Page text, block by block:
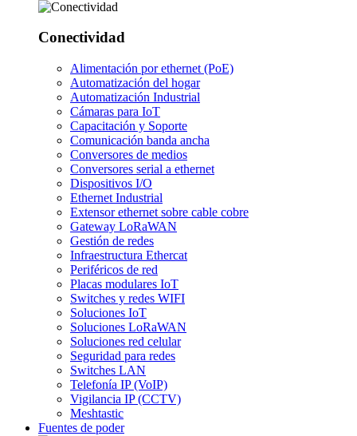
Conectividad
Alimentación por ethernet (PoE)
Automatización del hogar
Automatización Industrial
Cámaras para IoT
Capacitación y Soporte
Comunicación banda ancha
Conversores de medios
Conversores serial a ethernet
Dispositivos I/O
Ethernet Industrial
Extensor ethernet sobre cable cobre
Gateway LoRaWAN
Gestión de redes
Infraestructura Ethercat
Periféricos de red
Placas modulares IoT
Switches y redes WIFI
Soluciones IoT
Soluciones LoRaWAN
Soluciones red celular
Seguridad para redes
Switches LAN
Telefonía IP (VoIP)
Vigilancia IP (CCTV)
Meshtastic
Fuentes de poder